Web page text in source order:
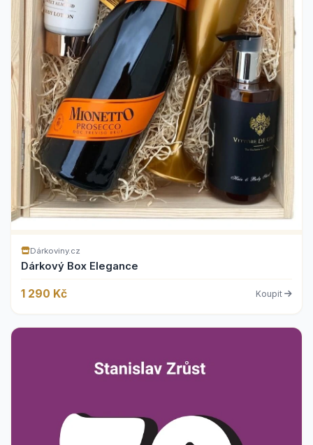
Dárkoviny.cz
Dárkový Box Elegance
1 290 Kč Koupit